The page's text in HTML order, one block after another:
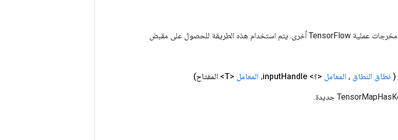
المدخلات إلى عمليات TensorFlow هي مخرجات عملية TensorFlow أخرى. يتم استخدام هذه الطريقة للحصول على مقبض
( نطاق النطاق ، المعامل <؟> input Handle، المعامل <T> المفتاح)